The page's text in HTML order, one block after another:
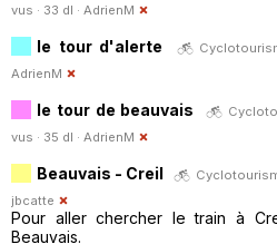
vus · 33 dl · AdrienM
le tour d'alerte
AdrienM
le tour de beauvais
vus · 35 dl · AdrienM
Beauvais - Creil
jbcatte
Pour aller chercher le train à
Beauvais.